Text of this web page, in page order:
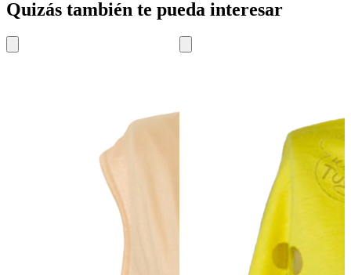
Quizás también te pueda interesar